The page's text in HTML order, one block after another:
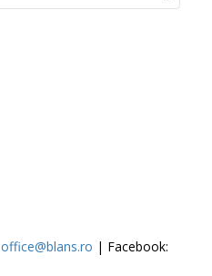
office@blans.ro | Facebook: